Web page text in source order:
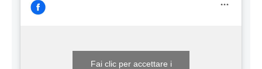
Fai clic per accettare i